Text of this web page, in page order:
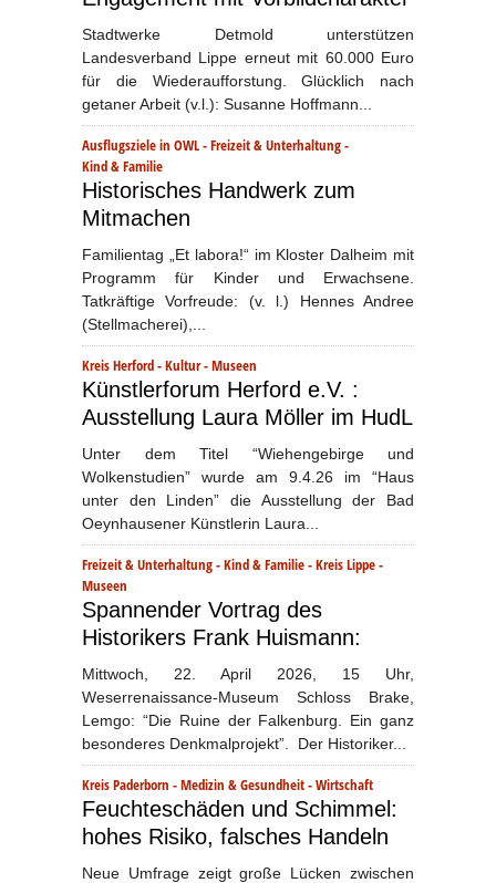
Stadtwerke Detmold unterstützen
Landesverband Lippe erneut mit 60.000 Euro
für die Wiederaufforstung. Glücklich nach
getaner Arbeit (v.l.): Susanne Hoffmann...
Ausflugsziele in OWL-Freizeit & Unterhaltung-
Kind & Familie
Historisches Handwerk zum
Mitmachen
Familientag „Et labora!“ im Kloster Dalheim mit
Programm für Kinder und Erwachsene.
Tatkräftige Vorfreude: (v. l.) Hennes Andree
(Stellmacherei),...
Kreis Herford-Kultur-Museen
Künstlerforum Herford e.V. :
Ausstellung Laura Möller im HudL
Unter dem Titel “Wiehengebirge und
Wolkenstudien” wurde am 9.4.26 im “Haus
unter den Linden” die Ausstellung der Bad
Oeynhausener Künstlerin Laura...
Freizeit & Unterhaltung-Kind & Familie-Kreis Lippe-
Museen
Spannender Vortrag des
Historikers Frank Huismann:
Mittwoch, 22. April 2026, 15 Uhr,
Weserrenaissance-Museum Schloss Brake,
Lemgo: “Die Ruine der Falkenburg. Ein ganz
besonderes Denkmalprojekt”. Der Historiker...
Kreis Paderborn -Medizin & Gesundheit-Wirtschaft
Feuchteschäden und Schimmel:
hohes Risiko, falsches Handeln
Neue Umfrage zeigt große Lücken zwischen